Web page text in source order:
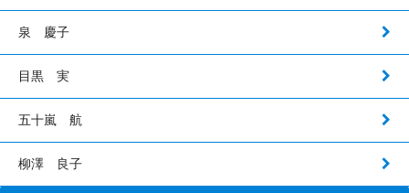
泉 慶子
目黒 実
五十嵐 航
柳澤 良子